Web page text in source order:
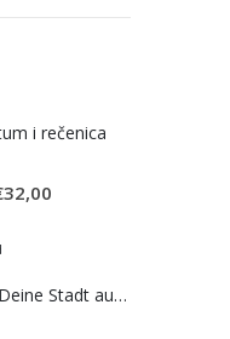
i rečenica
32,00
Bosnien - Deine Stadt auf der Karte - Black